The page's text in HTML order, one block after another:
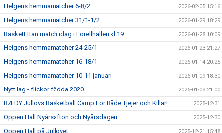
Helgens hemmamatcher 6-8/2 2026-02-05 15:16
Helgens hemmamatcher 31/1-1/2 2026-01-29 18:29
BasketEttan match idag i Forellhallen kl 19 2026-01-28 10:09
Helgens hemmamatcher 24-25/1 2026-01-23 21:27
Helgens hemmamatcher 16-18/1 2026-01-14 20:25
Helgens hemmamatcher 10-11 januari 2026-01-09 18:30
Nytt lag - flickor födda 2020 2026-01-08 21:00
RÆDY Jullovs Basketball Camp För Både Tjejer och Killar! 2025-12-31
Öppen Hall Nyårsafton och Nyårsdagen 2025-12-30
Öppen Hall på Jullovet 2025-12-21 15:48